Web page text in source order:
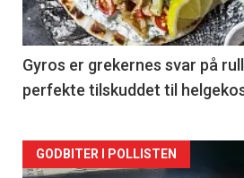
-
2
Gyros er grekernes svar på
perfekte tilskuddet til
Forsiden
GODBITER I POLLISTEN